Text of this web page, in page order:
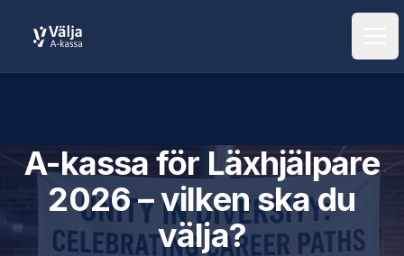
A-kassa för Läxhjälpare
2026 – vilken ska du
välja?